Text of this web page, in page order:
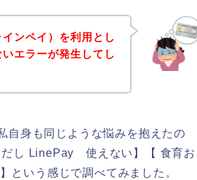
ンペイ）を利用とし
エラーが発生してし
自身も同じような悩みを抱えたの
だし LinePay 使えない】【 食育お
いう感じで調べてみました。